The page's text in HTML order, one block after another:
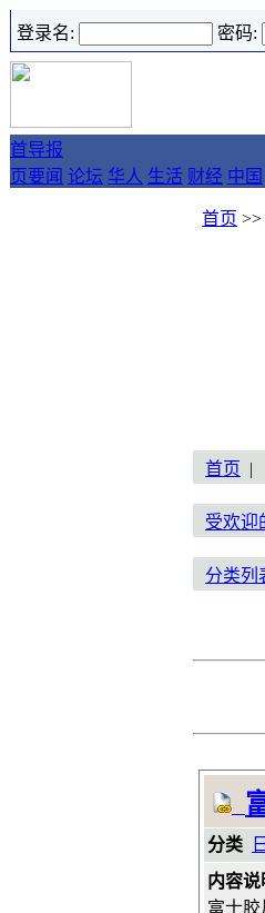
登录名: 密码:
首
页
导报
要闻 论坛 华人 生活 财经 中国
首页 >>
首页 |
受欢迎
分类列
分类
内容说
富士